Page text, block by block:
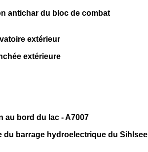
antichar du bloc de combat
extérieur
extérieure
au bord du lac - A7007
du barrage hydroelectrique du Sihlsee